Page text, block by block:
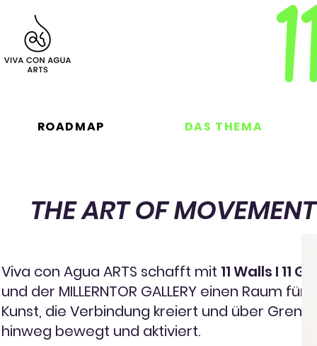
ROADMAP DAS THEMA
THE ART OF MOVEMENT
Viva con Agua ARTS schafft mit 11 Walls I 11
und der MILLERNTOR GALLERY einen Raum für
Kunst, die Verbindung kreiert und über
hinweg bewegt und aktiviert.